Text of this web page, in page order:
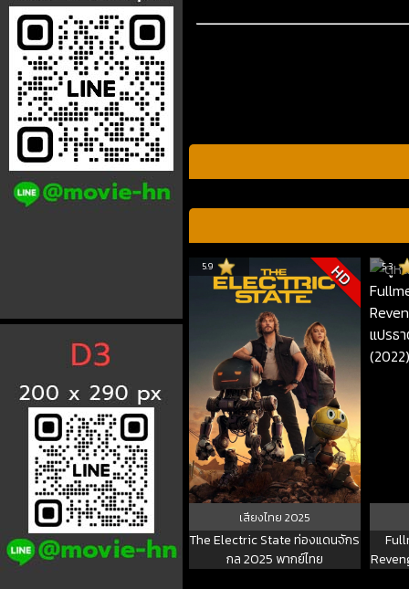
5.9 HD
เสียงไทย 2025
The Electric State ท่องแดนจักร
กล 2025 พากย์ไทย
5.3